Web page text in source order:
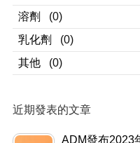
溶劑
(0)
乳化劑
(0)
其他
(0)
近期發表的文章
ADM發布2023